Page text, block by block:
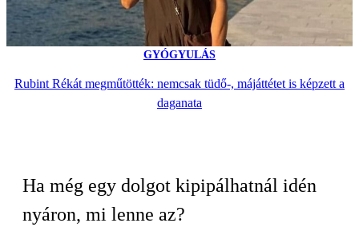
GYÓGYULÁS
Rubint Rékát megműtötték: nemcsak tüdő-, májáttétet is képzett a
daganata
Ha még egy dolgot kipipálhatnál idén
nyáron, mi lenne az?